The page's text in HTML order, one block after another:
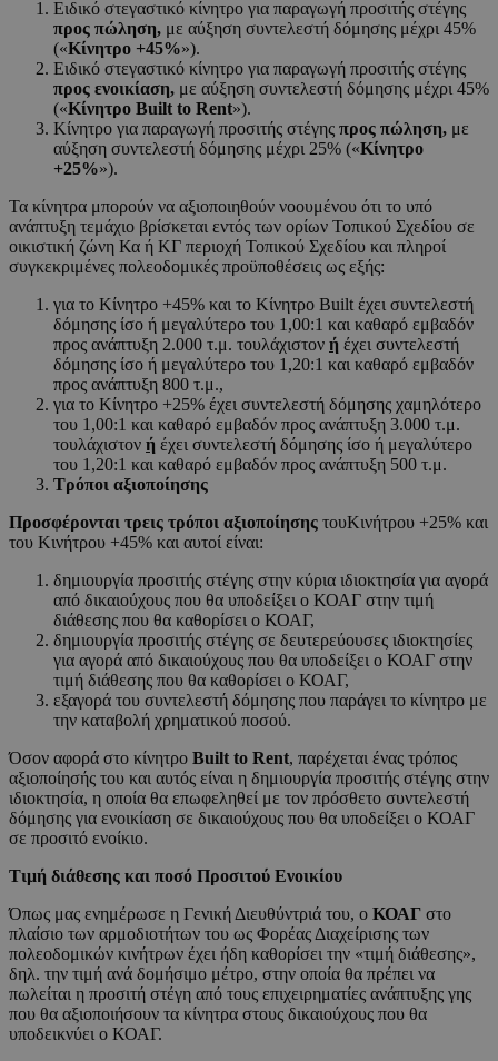
Ειδικό στεγαστικό κίνητρο για παραγωγή προσιτής στέγης
προς πώληση, με αύξηση συντελεστή δόμησης μέχρι 45%
(«Κίνητρο +45%»).
Ειδικό στεγαστικό κίνητρο για παραγωγή προσιτής στέγης
προς ενοικίαση, με αύξηση συντελεστή δόμησης μέχρι 45%
(«Κίνητρο Built to Rent»).
Κίνητρο για παραγωγή προσιτής στέγης προς πώληση, με
αύξηση συντελεστή δόμησης μέχρι 25% («Κίνητρο
+25%»).
Τα κίνητρα μπορούν να αξιοποιηθούν νοουμένου ότι το υπό
ανάπτυξη τεμάχιο βρίσκεται εντός των ορίων Τοπικού Σχεδίου σε
οικιστική ζώνη Κα ή ΚΓ περιοχή Τοπικού Σχεδίου και πληροί
συγκεκριμένες πολεοδομικές προϋποθέσεις ως εξής:
για το Κίνητρο +45% και το Κίνητρο Built έχει συντελεστή
δόμησης ίσο ή μεγαλύτερο του 1,00:1 και καθαρό εμβαδόν
προς ανάπτυξη 2.000 τ.μ. τουλάχιστον ή έχει συντελεστή
δόμησης ίσο ή μεγαλύτερο του 1,20:1 και καθαρό εμβαδόν
προς ανάπτυξη 800 τ.μ.,
για το Κίνητρο +25% έχει συντελεστή δόμησης χαμηλότερο
του 1,00:1 και καθαρό εμβαδόν προς ανάπτυξη 3.000 τ.μ.
τουλάχιστον ή έχει συντελεστή δόμησης ίσο ή μεγαλύτερο
του 1,20:1 και καθαρό εμβαδόν προς ανάπτυξη 500 τ.μ.
Τρόποι αξιοποίησης
Προσφέρονται τρεις τρόποι αξιοποίησης τουΚινήτρου +25% και
του Κινήτρου +45% και αυτοί είναι:
δημιουργία προσιτής στέγης στην κύρια ιδιοκτησία για αγορά
από δικαιούχους που θα υποδείξει ο ΚΟΑΓ στην τιμή
διάθεσης που θα καθορίσει ο ΚΟΑΓ,
δημιουργία προσιτής στέγης σε δευτερεύουσες ιδιοκτησίες
για αγορά από δικαιούχους που θα υποδείξει ο ΚΟΑΓ στην
τιμή διάθεσης που θα καθορίσει ο ΚΟΑΓ,
εξαγορά του συντελεστή δόμησης που παράγει το κίνητρο με
την καταβολή χρηματικού ποσού.
Όσον αφορά στο κίνητρο Built to Rent, παρέχεται ένας τρόπος
αξιοποίησής του και αυτός είναι η δημιουργία προσιτής στέγης στην
ιδιοκτησία, η οποία θα επωφεληθεί με τον πρόσθετο συντελεστή
δόμησης για ενοικίαση σε δικαιούχους που θα υποδείξει ο ΚΟΑΓ
σε προσιτό ενοίκιο.
Τιμή διάθεσης και ποσό Προσιτού Ενοικίου
Όπως μας ενημέρωσε η Γενική Διευθύντριά του, ο ΚΟΑΓ στο
πλαίσιο των αρμοδιοτήτων του ως Φορέας Διαχείρισης των
πολεοδομικών κινήτρων έχει ήδη καθορίσει την «τιμή διάθεσης»,
δηλ. την τιμή ανά δομήσιμο μέτρο, στην οποία θα πρέπει να
πωλείται η προσιτή στέγη από τους επιχειρηματίες ανάπτυξης γης
που θα αξιοποιήσουν τα κίνητρα στους δικαιούχους που θα
υποδεικνύει ο ΚΟΑΓ.